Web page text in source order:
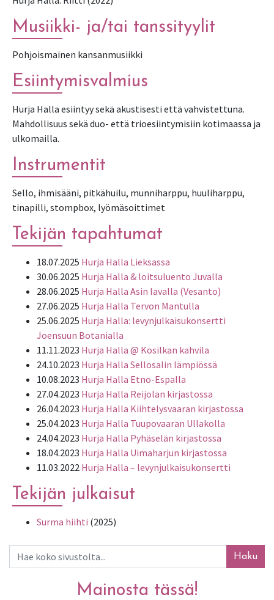
Musiikki- ja/tai tanssityylit
Pohjoismainen kansanmusiikki
Esiintymisvalmius
Hurja Halla esiintyy sekä akustisesti että vahvistettuna.
Mahdollisuus sekä duo- että trioesiintymisiin kotimaassa ja
ulkomailla.
Instrumentit
Sello, ihmisääni, pitkähuilu, munniharppu, huuliharppu,
tinapilli, stompbox, lyömäsoittimet
Tekijän tapahtumat
18.07.2025 Hurja Halla Lieksassa
30.06.2025 Hurja Halla & loitsuluento Juvalla
28.06.2025 Hurja Halla Asin lavalla (Vesanto)
27.06.2025 Hurja Halla Tervon Mantulla
25.06.2025 Hurja Halla: levynjulkaisukonsertti
Joensuun Botanialla
11.11.2023 Hurja Halla @ Kosilkan kahvila
24.10.2023 Hurja Halla Sellosalin lämpiössä
10.08.2023 Hurja Halla Etno-Espalla
27.04.2023 Hurja Halla Reijolan kirjastossa
26.04.2023 Hurja Halla Kiihtelysvaaran kirjastossa
25.04.2023 Hurja Halla Tuupovaaran Ullakolla
24.04.2023 Hurja Halla Pyhäselän kirjastossa
18.04.2023 Hurja Halla Uimaharjun kirjastossa
11.03.2022 Hurja Halla – levynjulkaisukonsertti
Tekijän julkaisut
Surma hiihti (2025)
Haku
Mainosta tässä!